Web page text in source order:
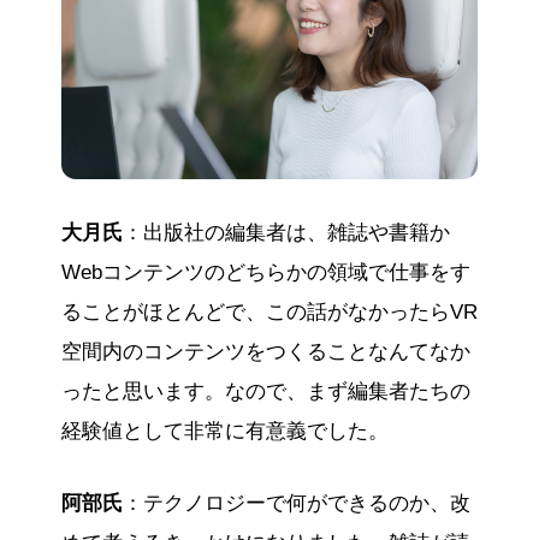
大月氏 ：出版社の編集者は、雑誌や書籍か
Webコンテンツのどちらかの領域で仕事をす
ることがほとんどで、この話がなかったらVR
空間内のコンテンツをつくることなんてなか
ったと思います。なので、まず編集者たちの
経験値として非常に有意義でした。
阿部氏 ：テクノロジーで何ができるのか、改